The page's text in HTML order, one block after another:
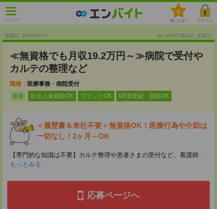
メニュー
0
気になる！ ログイン
掲載日 :2026/07/31 No.SSMZT医IS2_茨城01
≪無資格でも月収19.2万円～≫病院で受付や
カルテの整理など
職種： 医療事務・病院受付
派遣
社会人未経験OK ブランクOK WEB登録・面接OK
＜履歴書＆来社不要＞無資格OK！医療行為や介助は
一切なし！2ヶ月～OK
【専門的な知識は不要】カルテ整理や患者さまの受付など、看護師 ...
もっとみる
応募ページへ